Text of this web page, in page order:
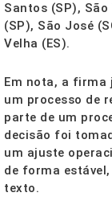
Santos (SP),
(SP), São José
Velha (ES).
Em nota, a firma
um processo de
parte de um
decisão foi
um ajuste
de forma
texto.